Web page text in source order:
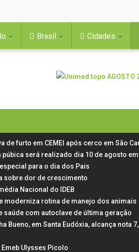
Brasil Cidades
de furto em CEMEI após cerco em São
será realizado dia 10 de agosto
para o dia dos Pais
sobre dor de crescimento
Nacional do IDEB
moderniza rotina de manejo dos animais
com autoclave de última geração
Bueno, em Santa Eudóxia, alcança nota
Ulysses Picolo